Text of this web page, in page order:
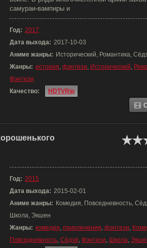
самураи-вампиры и
Год: 2017
Дата выхода: 2017-10-03
Аниме жанры: Исторический, Романтика,
Жанры: история, фэнтези, Исторический,
Фэнтези
Качество:
HDTVRip
Год: 2015
Дата выхода: 2015-02-01
Аниме жанры: Комедия, Повседневность,
Школа, Экшен
Жанры: комедия, приключения, фэнтези,
Повседневность, Сёдзё, Фэнтези, Школа,